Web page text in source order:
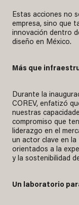
Estas acciones no
empresa, sino que
innovación dentro
diseño en México.
Más que
Durante la
COREV, enfatizó
nuestras
compromiso que
liderazgo en el
un actor clave en
orientados a la
y la sostenibilidad
Un laboratorio